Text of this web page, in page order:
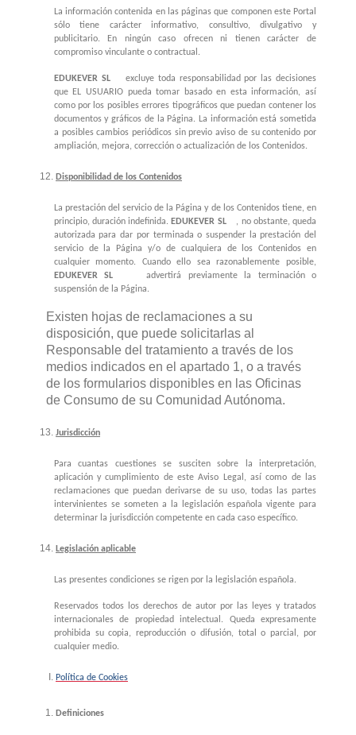
La información contenida en las páginas que componen este Portal
sólo tiene carácter informativo, consultivo, divulgativo y
publicitario. En ningún caso ofrecen ni tienen carácter de
compromiso vinculante o contractual.
EDUKEVER SLexcluye toda responsabilidad por las decisiones
que EL USUARIO pueda tomar basado en esta información, así
como por los posibles errores tipográficos que puedan contener los
documentos y gráficos de la Página. La información está sometida
a posibles cambios periódicos sin previo aviso de su contenido por
ampliación, mejora, corrección o actualización de los Contenidos.
Disponibilidad de los Contenidos
La prestación del servicio de la Página y de los Contenidos tiene, en
principio, duración indefinida. EDUKEVER SL, no obstante, queda
autorizada para dar por terminada o suspender la prestación del
servicio de la Página y/o de cualquiera de los Contenidos en
cualquier momento. Cuando ello sea razonablemente posible,
EDUKEVER SL advertirá previamente la terminación o
suspensión de la Página.
Existen hojas de reclamaciones a su
disposición, que puede solicitarlas al
Responsable del tratamiento a través de los
medios indicados en el apartado 1, o a través
de los formularios disponibles en las Oficinas
de Consumo de su Comunidad Autónoma.
Jurisdicción
Para cuantas cuestiones se susciten sobre la interpretación,
aplicación y cumplimiento de este Aviso Legal, así como de las
reclamaciones que puedan derivarse de su uso, todas las partes
intervinientes se someten a la legislación española vigente para
determinar la jurisdicción competente en cada caso específico.
Legislación aplicable
Las presentes condiciones se rigen por la legislación española.
Reservados todos los derechos de autor por las leyes y tratados
internacionales de propiedad intelectual. Queda expresamente
prohibida su copia, reproducción o difusión, total o parcial, por
cualquier medio.
Política de Cookies
Definiciones